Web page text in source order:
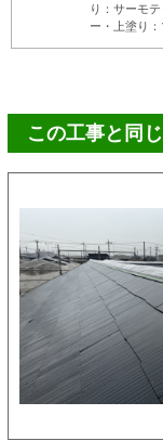
り：サーモ
ー・上塗り
この工事と同